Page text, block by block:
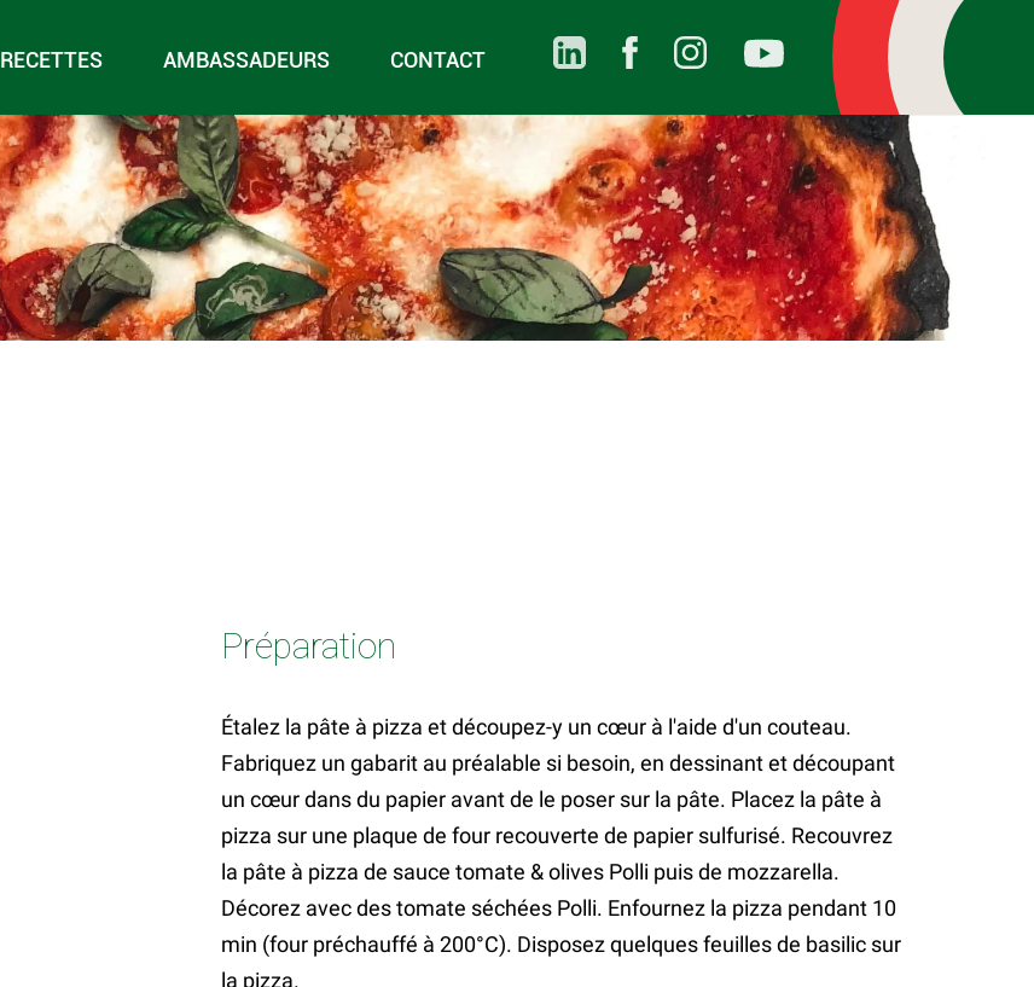
RECETTES AMBASSADEURS CONTACT
Préparation
Étalez la pâte à pizza et découpez-y un cœur à l'aide d'un couteau.
Fabriquez un gabarit au préalable si besoin, en dessinant et découpant
un cœur dans du papier avant de le poser sur la pâte. Placez la pâte à
pizza sur une plaque de four recouverte de papier sulfurisé. Recouvrez
la pâte à pizza de sauce tomate & olives Polli puis de mozzarella.
Décorez avec des tomate séchées Polli. Enfournez la pizza pendant 10
min (four préchauffé à 200°C). Disposez quelques feuilles de basilic sur
la pizza.